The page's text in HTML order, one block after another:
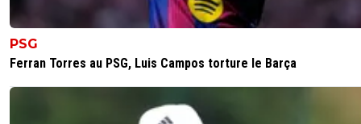
PSG
Ferran Torres au PSG, Luis Campos torture le Barça